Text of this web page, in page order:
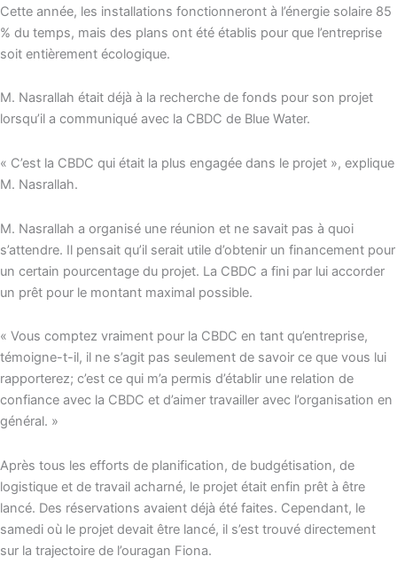
Cette année, les installations fonctionneront à l’énergie solaire 85
% du temps, mais des plans ont été établis pour que l’entreprise
soit entièrement écologique.
M. Nasrallah était déjà à la recherche de fonds pour son projet
lorsqu’il a communiqué avec la CBDC de Blue Water.
« C’est la CBDC qui était la plus engagée dans le projet », explique
M. Nasrallah.
M. Nasrallah a organisé une réunion et ne savait pas à quoi
s’attendre. Il pensait qu’il serait utile d’obtenir un financement pour
un certain pourcentage du projet. La CBDC a fini par lui accorder
un prêt pour le montant maximal possible.
« Vous comptez vraiment pour la CBDC en tant qu’entreprise,
témoigne-t-il, il ne s’agit pas seulement de savoir ce que vous lui
rapporterez; c’est ce qui m’a permis d’établir une relation de
confiance avec la CBDC et d’aimer travailler avec l’organisation en
général. »
Après tous les efforts de planification, de budgétisation, de
logistique et de travail acharné, le projet était enfin prêt à être
lancé. Des réservations avaient déjà été faites. Cependant, le
samedi où le projet devait être lancé, il s’est trouvé directement
sur la trajectoire de l’ouragan Fiona.